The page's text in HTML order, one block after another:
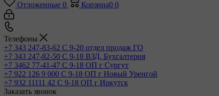
Отложенные 0 Корзина0 0
Телефоны
+7 343 247-83-62 С 9-20 отдел продаж ГО
+7 343 247-82-50 С 9-18 ВЗД, Бухгалтерия
+7 3462 77-41-47 С 9-18 ОП г Сургут
+7 922 126 9 000 С 9-18 ОП г Новый Уренгой
+7 932 11111 42 С 9-18 ОП г Иркутск
Заказать звонок